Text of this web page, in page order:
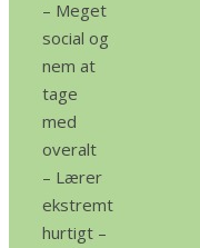
– Meget
social og
nem at
tage
med
overalt
– Lærer
ekstremt
hurtigt –